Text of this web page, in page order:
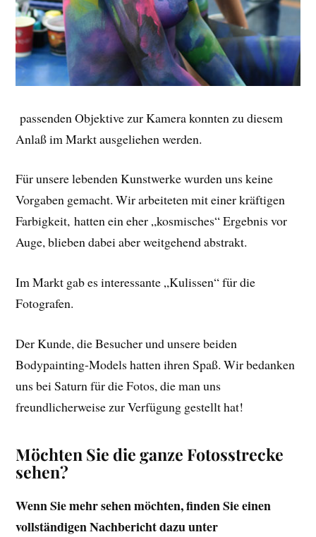
passenden Objektive zur Kamera konnten zu diesem
Anlaß im Markt ausgeliehen werden.
Für unsere lebenden Kunstwerke wurden uns keine
Vorgaben gemacht. Wir arbeiteten mit einer kräftigen
Farbigkeit, hatten ein eher „kosmisches“ Ergebnis vor
Auge, blieben dabei aber weitgehend abstrakt.
Im Markt gab es interessante „Kulissen“ für die
Fotografen.
Der Kunde, die Besucher und unsere beiden
Bodypainting-Models hatten ihren Spaß. Wir bedanken
uns bei Saturn für die Fotos, die man uns
freundlicherweise zur Verfügung gestellt hat!
Möchten Sie die ganze Fotosstrecke
sehen?
Wenn Sie mehr sehen möchten, finden Sie einen
vollständigen Nachbericht dazu unter